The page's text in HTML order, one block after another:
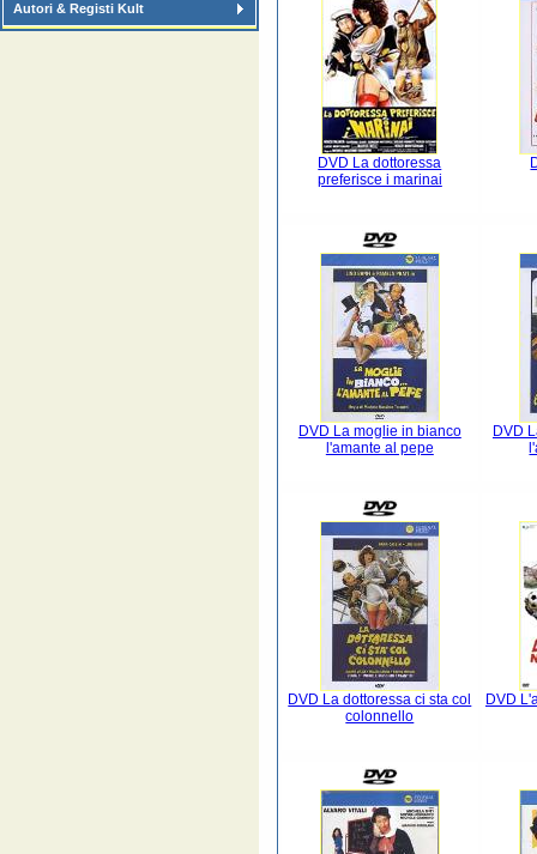
Autori & Registi Kult
DVD La dottoressa
preferisce i marinai
DVD La moglie in bianco
l'amante al pepe
DVD
DVD La dottoressa ci sta col
colonnello
DVD